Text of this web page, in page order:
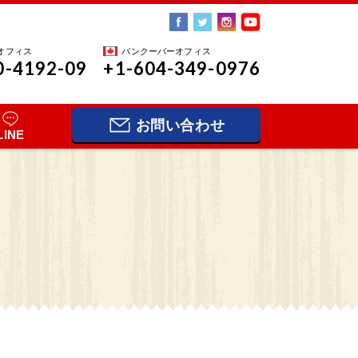
フィス
4192-09
バンクーバーオフィス
+1-604-349-0976
お問い合わせ